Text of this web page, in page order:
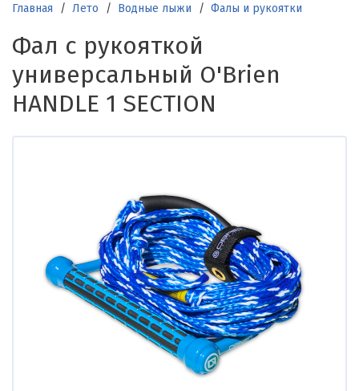
Строка
навигации
Главная Лето Водные лыжи Фалы и рукоятки
Фал с рукояткой
универсальный O'Brien
HANDLE 1 SECTION